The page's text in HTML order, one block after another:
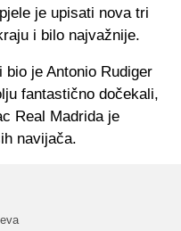
je upisati nova tri
i bilo najvažnije.
je Antonio Rudiger
fantastično dočekali,
Real Madrida je
navijača.